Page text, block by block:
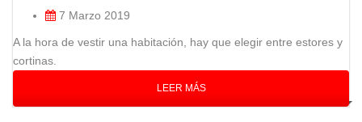
7 Marzo 2019
A la hora de vestir una habitación, hay que elegir entre estores y
cortinas.
LEER MÁS